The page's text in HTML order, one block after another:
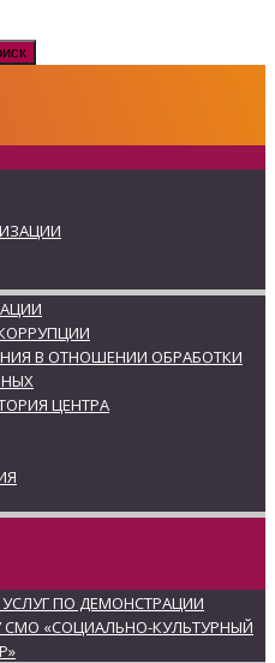
В ОТНОШЕНИИ ОБРАБОТКИ
ЦЕНТРА
ПО ДЕМОНСТРАЦИИ
«СОЦИАЛЬНО-КУЛЬТУРНЫЙ